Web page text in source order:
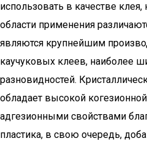
использовать в качестве клея,
области применения
являются крупнейшим
каучуковых клеев, наиболее
разновидностей.
обладает высокой
адгезионными свойствами
пластика, в свою очередь,